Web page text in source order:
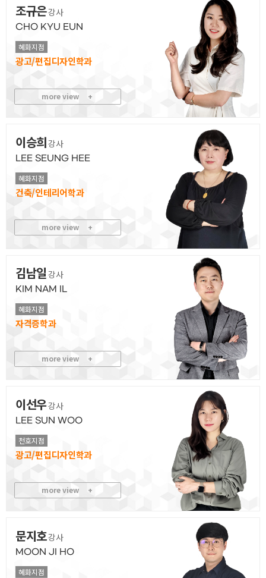
조규은강사
CHO KYU EUN
혜화지점
광고/편집디자인
more view +
이승희강사
LEE SEUNG HEE
혜화지점
건축/인테리어
more view +
김남일 강사
KIM NAM IL
혜화지점
자격증
more view +
이선우강사
LEE SUN WOO
천호지점
광고/편집디자인
more view +
문지호강사
MOON JI HO
혜화지점